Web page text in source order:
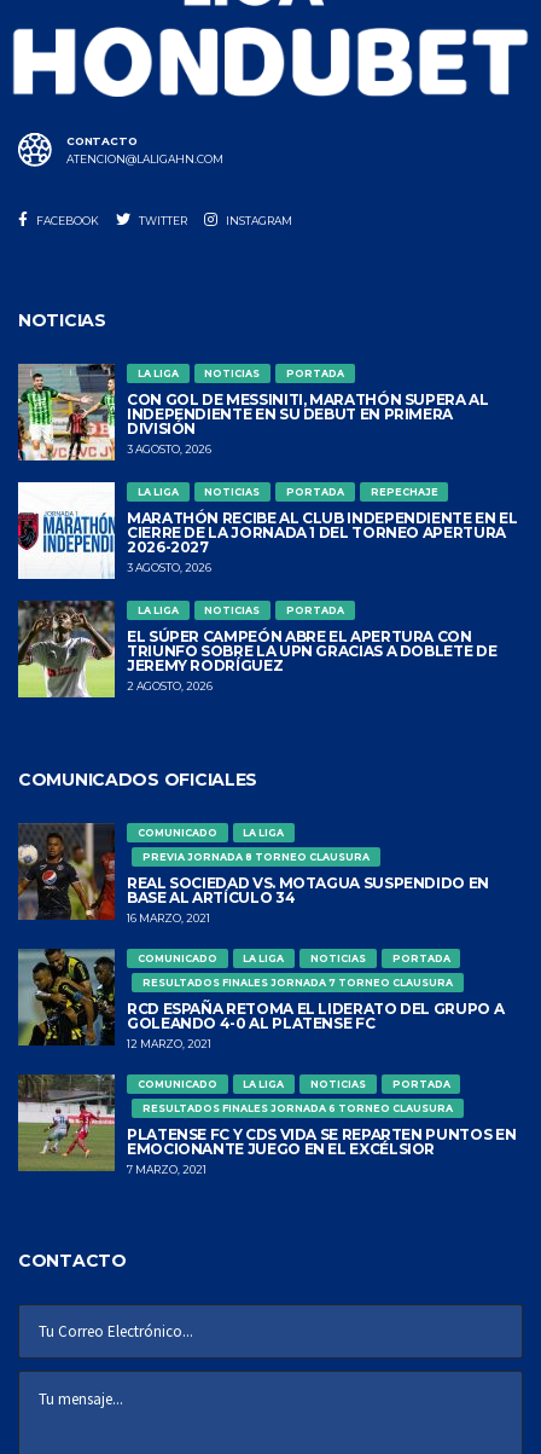
CONTACTO
ATENCION@LALIGAHN.COM
FACEBOOK TWITTER INSTAGRAM
NOTICIAS
LA LIGA NOTICIAS PORTADA
CON GOL DE MESSINITI, MARATHÓN SUPERA AL
INDEPENDIENTE EN SU DEBUT EN PRIMERA
DIVISIÓN
3 AGOSTO, 2026
LA LIGA NOTICIAS PORTADA REPECHAJE
MARATHÓN RECIBE AL CLUB INDEPENDIENTE EN EL
CIERRE DE LA JORNADA 1 DEL TORNEO APERTURA
2026-2027
3 AGOSTO, 2026
LA LIGA NOTICIAS PORTADA
EL SÚPER CAMPEÓN ABRE EL APERTURA CON
TRIUNFO SOBRE LA UPN GRACIAS A DOBLETE DE
JEREMY RODRÍGUEZ
2 AGOSTO, 2026
COMUNICADOS OFICIALES
COMUNICADO
LA LIGA
PREVIA JORNADA 8 TORNEO CLAUSURA
REAL SOCIEDAD VS. MOTAGUA SUSPENDIDO EN
BASE AL ARTÍCULO 34
16 MARZO, 2021
COMUNICADO LA LIGA NOTICIAS
PORTADA
RESULTADOS FINALES JORNADA 7 TORNEO CLAUSURA
RCD ESPAÑA RETOMA EL LIDERATO DEL GRUPO A
GOLEANDO 4-0 AL PLATENSE FC
12 MARZO, 2021
COMUNICADO LA LIGA NOTICIAS
PORTADA
RESULTADOS FINALES JORNADA 6 TORNEO CLAUSURA
PLATENSE FC Y CDS VIDA SE REPARTEN PUNTOS EN
EMOCIONANTE JUEGO EN EL EXCÉLSIOR
7 MARZO, 2021
CONTACTO